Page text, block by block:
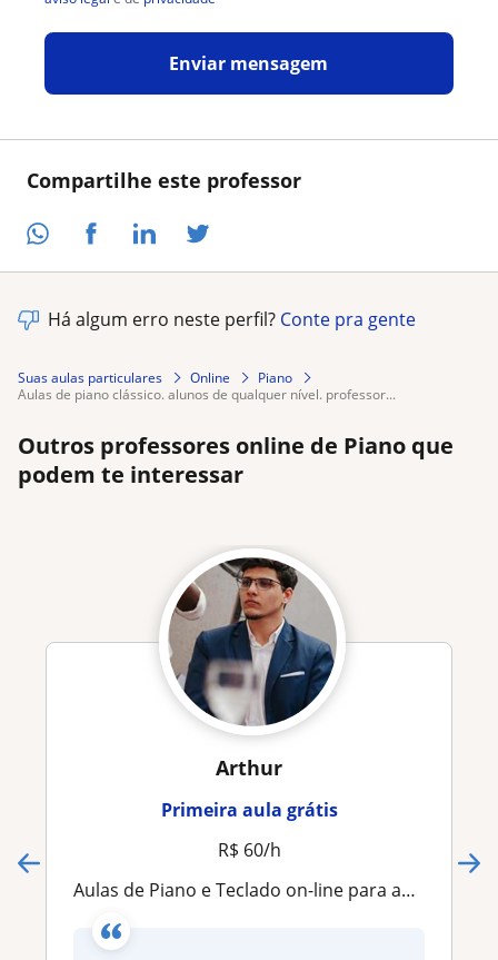
Compartilhe este professor
Enviar mensagem
Há algum erro neste perfil? Conte pra gente
Suas aulas particulares Online
Piano
aulas de piano clássico. alunos de qualquer nível. professor...
Outros professores online de Piano que
podem te interessar
Arthur
Primeira aula grátis
R$ 60/h
Aulas de Piano e Teclado on-line para adultos e crianças